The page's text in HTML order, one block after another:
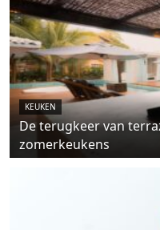
KEUKEN
De terugkeer van
zomerkeukens